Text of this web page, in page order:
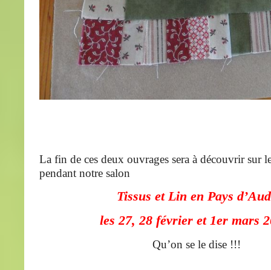
La fin de ces deux ouvrages sera à découvrir sur
pendant notre salon
Tissus et Lin en Pays
les 27, 28 février et 1er mars
Qu’on se le dise !!!